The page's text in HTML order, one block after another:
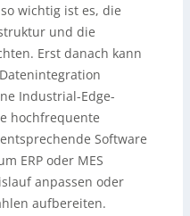
wichtig ist es, die
und die
Erst danach kann
Industrial-Edge-
hochfrequente
Software
ERP oder MES
anpassen oder
aufbereiten.